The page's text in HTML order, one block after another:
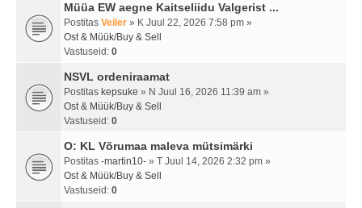
Müüa EW aegne Kaitseliidu Valgerist ...
Postitas Veiler » K Juul 22, 2026 7:58 pm »
Ost & Müük/Buy & Sell
Vastuseid: 0
NSVL ordeniraamat
Postitas kepsuke » N Juul 16, 2026 11:39 am »
Ost & Müük/Buy & Sell
Vastuseid: 0
O: KL Võrumaa maleva mütsimärki
Postitas -martin10- » T Juul 14, 2026 2:32 pm »
Ost & Müük/Buy & Sell
Vastuseid: 0